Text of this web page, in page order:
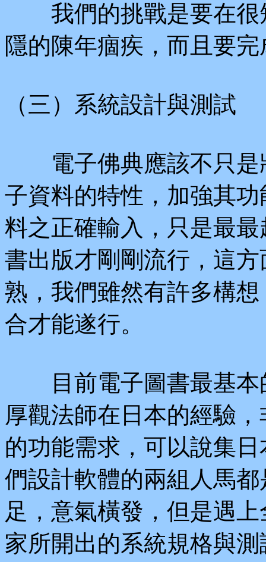
我們的挑戰是要在很
隱的陳年痼疾，而且要
（三）系統設計與測試
電子佛典應該不只是
子資料的特性，加強其
料之正確輸入，只是最
書出版才剛剛流行，這
熟，我們雖然有許多構
合才能遂行。
目前電子圖書最基本
厚觀法師在日本的經驗
的功能需求，可以說集
們設計軟體的兩組人馬
足，意氣橫發，但是遇
家所開出的系統規格與